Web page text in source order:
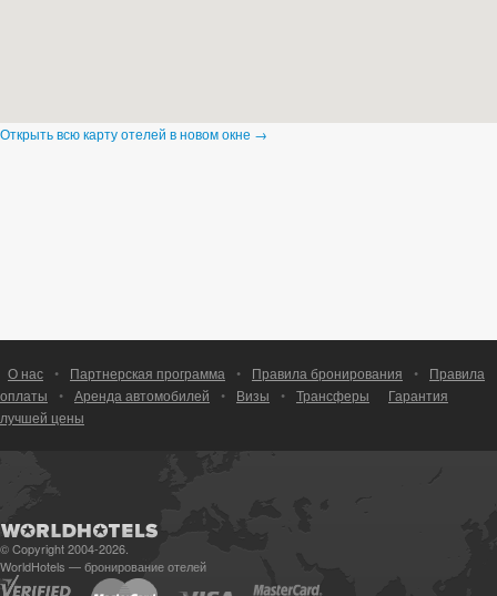
Открыть всю карту отелей в новом окне →
О нас • Партнерская программа • Правила бронирования •
Правила
оплаты
• Аренда автомобилей • Визы • Трансферы
Гарантия
лучшей цены
© Copyright 2004-2026.
WorldHotels — бронирование отелей